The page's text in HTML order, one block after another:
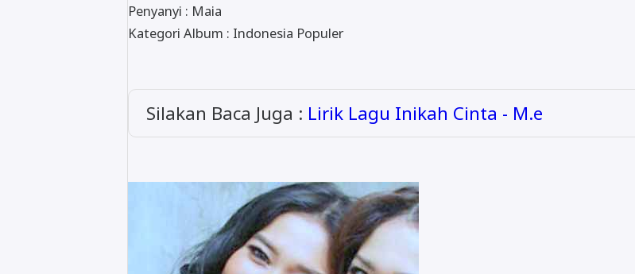
Penyanyi : Maia
Kategori Album : Indonesia Populer
Silakan Baca Juga : Lirik Lagu Inikah Cinta - M.e